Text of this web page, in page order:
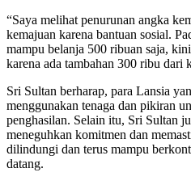
“Saya melihat penurunan angka
kemajuan karena bantuan sosial.
mampu belanja 500 ribuan saja,
karena ada tambahan 300 ribu dari
Sri Sultan berharap, para Lansia
menggunakan tenaga dan pikiran
penghasilan. Selain itu, Sri Sultan
meneguhkan komitmen dan
dilindungi dan terus mampu
datang.